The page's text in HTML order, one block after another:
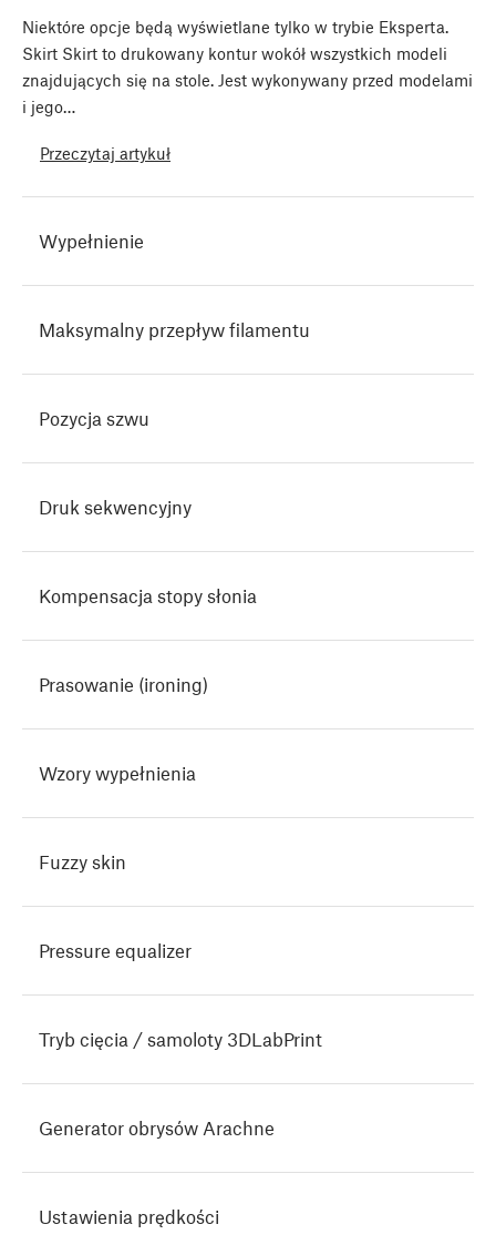
Niektóre opcje będą wyświetlane tylko w trybie Eksperta.
Skirt Skirt to drukowany kontur wokół wszystkich modeli
znajdujących się na stole. Jest wykonywany przed modelami
i jego…
Przeczytaj artykuł
Wypełnienie
Maksymalny przepływ filamentu
Pozycja szwu
Druk sekwencyjny
Kompensacja stopy słonia
Prasowanie (ironing)
Wzory wypełnienia
Fuzzy skin
Pressure equalizer
Tryb cięcia / samoloty 3DLabPrint
Generator obrysów Arachne
Ustawienia prędkości